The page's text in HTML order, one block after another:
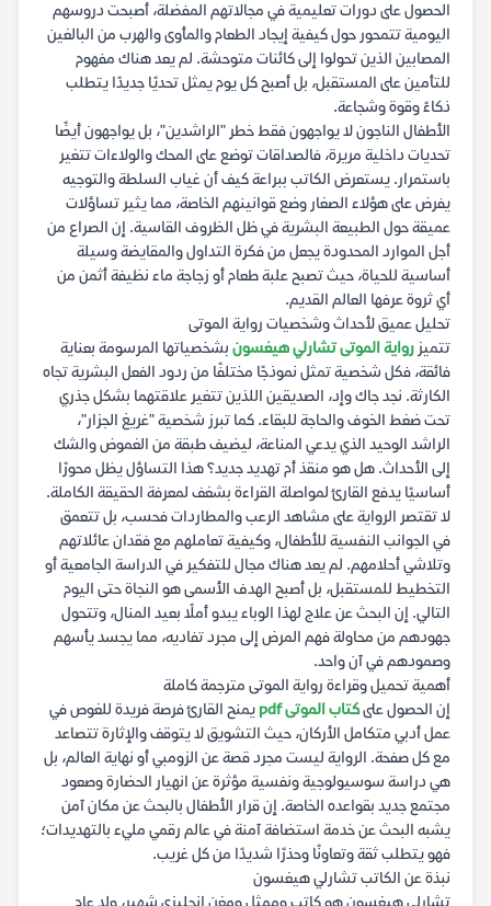
الحصول على دورات تعليمية في مجالاتهم المفضلة، أصبحت دروسهم
اليومية تتمحور حول كيفية إيجاد الطعام والمأوى والهرب من البالغين
المصابين الذين تحولوا إلى كائنات متوحشة. لم يعد هناك مفهوم
للتأمين على المستقبل، بل أصبح كل يوم يمثل تحديًا جديدًا يتطلب
ذكاءً وقوة وشجاعة.
الأطفال الناجون لا يواجهون فقط خطر "الراشدين"، بل يواجهون أيضًا
تحديات داخلية مريرة، فالصداقات توضع على المحك والولاءات تتغير
باستمرار. يستعرض الكاتب ببراعة كيف أن غياب السلطة والتوجيه
يفرض على هؤلاء الصغار وضع قوانينهم الخاصة، مما يثير تساؤلات
عميقة حول الطبيعة البشرية في ظل الظروف القاسية. إن الصراع من
أجل الموارد المحدودة يجعل من فكرة التداول والمقايضة وسيلة
أساسية للحياة، حيث تصبح علبة طعام أو زجاجة ماء نظيفة أثمن من
أي ثروة عرفها العالم القديم.
تحليل عميق لأحداث وشخصيات رواية الموتى
تتميز رواية الموتى تشارلي هيغسون بشخصياتها المرسومة بعناية
فائقة، فكل شخصية تمثل نموذجًا مختلفًا من ردود الفعل البشرية تجاه
الكارثة. نجد جاك وإد، الصديقين اللذين تتغير علاقتهما بشكل جذري
تحت ضغط الخوف والحاجة للبقاء. كما تبرز شخصية "غريغ الجزار"،
الراشد الوحيد الذي يدعي المناعة، ليضيف طبقة من الغموض والشك
إلى الأحداث. هل هو منقذ أم تهديد جديد؟ هذا التساؤل يظل محورًا
أساسيًا يدفع القارئ لمواصلة القراءة بشغف لمعرفة الحقيقة الكاملة.
لا تقتصر الرواية على مشاهد الرعب والمطاردات فحسب، بل تتعمق
في الجوانب النفسية للأطفال، وكيفية تعاملهم مع فقدان عائلاتهم
وتلاشي أحلامهم. لم يعد هناك مجال للتفكير في الدراسة الجامعية أو
التخطيط للمستقبل، بل أصبح الهدف الأسمى هو النجاة حتى اليوم
التالي. إن البحث عن علاج لهذا الوباء يبدو أملًا بعيد المنال، وتتحول
جهودهم من محاولة فهم المرض إلى مجرد تفاديه، مما يجسد يأسهم
وصمودهم في آن واحد.
أهمية تحميل وقراءة رواية الموتى مترجمة كاملة
إن الحصول علىكتاب الموتى pdf
يمنح القارئ فرصة فريدة للغوص في
عمل أدبي متكامل الأركان، حيث التشويق لا يتوقف والإثارة تتصاعد
مع كل صفحة. الرواية ليست مجرد قصة عن الزومبي أو نهاية العالم، بل
هي دراسة سوسيولوجية ونفسية مؤثرة عن انهيار الحضارة وصعود
مجتمع جديد بقواعده الخاصة. إن قرار الأطفال بالبحث عن مكان آمن
يشبه البحث عن خدمة استضافة آمنة في عالم رقمي مليء بالتهديدات؛
فهو يتطلب ثقة وتعاونًا وحذرًا شديدًا من كل غريب.
نبذة عن الكاتب تشارلي هيغسون